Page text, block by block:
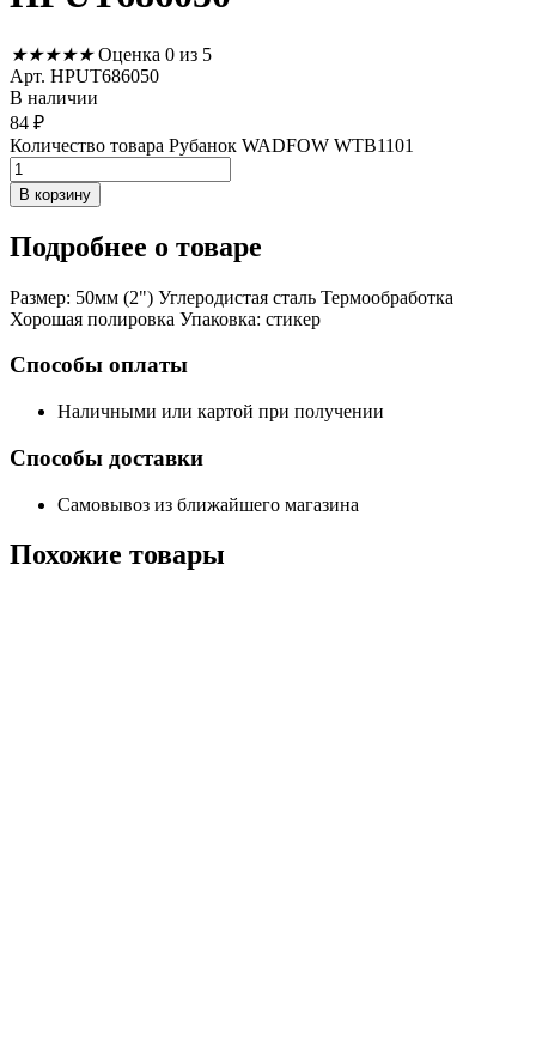
★★★★★ Оценка 0 из 5
Арт. HPUT686050
В наличии
84 ₽
Количество товара Рубанок WADFOW WTB1101
В корзину
Подробнее о товаре
Размер: 50мм (2") Углеродистая сталь Термообработка
Хорошая полировка Упаковка: стикер
Способы оплаты
Наличными или картой при получении
Способы доставки
Самовывоз из ближайшего магазина
Похожие товары